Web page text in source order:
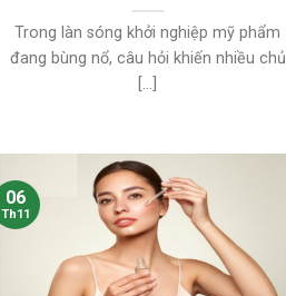
Trong làn sóng khởi nghiệp mỹ phẩm
đang bùng nổ, câu hỏi khiến nhiều chủ
[...]
06
Th11